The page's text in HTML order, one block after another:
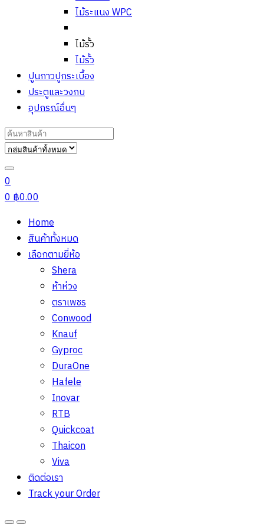
ไม้ระแนง WPC
ไม้รั้ว
ไม้รั้ว
ปูนกาวปูกระเบื้อง
ประตูและวงกบ
อุปกรณ์อื่นๆ
Search
for:
0
0฿0.00
Home
สินค้าทั้งหมด
เลือกตามยี่ห้อ
Shera
ห้าห่วง
ตราเพชร
Conwood
Knauf
Gyproc
DuraOne
Hafele
Inovar
RTB
Quickcoat
Thaicon
Viva
ติดต่อเรา
Track your Order
OpenClose